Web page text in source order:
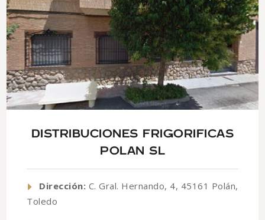
DISTRIBUCIONES FRIGORIFICAS
POLAN SL
Dirección: C. Gral. Hernando, 4, 45161 Polán,
Toledo